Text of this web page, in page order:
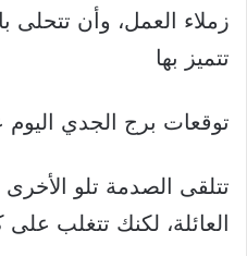
زملاء العمل، وأن تتحلى
تتميز بها
توقعات برج الجدي
تتلقى الصدمة تلو
العائلة، لكنك تتغلب